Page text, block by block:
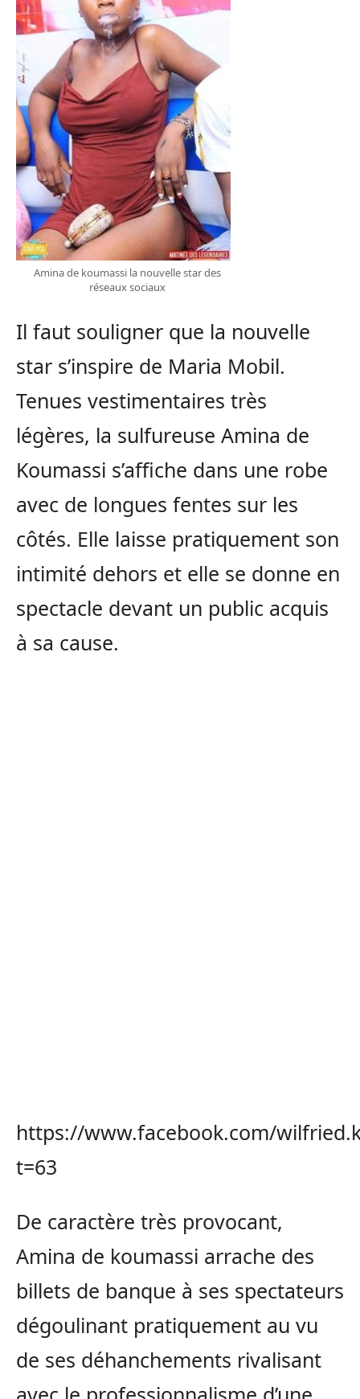
Amina de koumassi la nouvelle star des
réseaux sociaux
Il faut souligner que la nouvelle
star s’inspire de Maria Mobil.
Tenues vestimentaires très
légères, la sulfureuse Amina de
Koumassi s’affiche dans une robe
avec de longues fentes sur les
côtés. Elle laisse pratiquement son
intimité dehors et elle se donne en
spectacle devant un public acquis
à sa cause.
https://www.facebook.com/
t=63
De caractère très provocant,
Amina de koumassi arrache des
billets de banque à ses spectateurs
dégoulinant pratiquement au vu
de ses déhanchements rivalisant